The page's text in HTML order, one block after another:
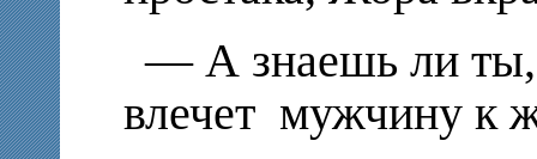
— А знаешь ли ты,
влечет мужчину к